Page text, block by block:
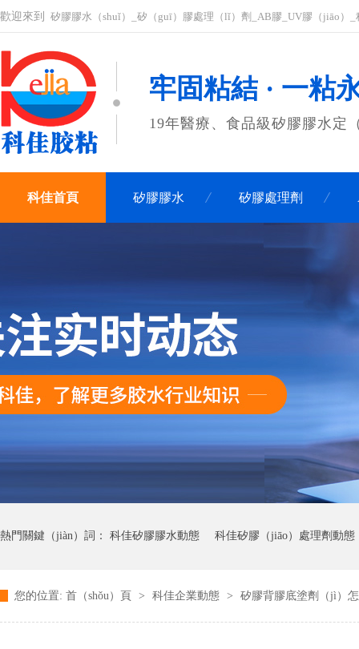
歡迎來到 矽膠膠水（shuǐ）_矽（guī）膠處理（lǐ）劑_AB膠_UV膠（jiāo）
牢固粘結 · 一粘
19年醫療、食品級矽膠膠水定
科佳首頁 矽膠膠水 矽膠處理劑
熱門關鍵（jiàn）詞： 科佳矽膠膠水動態 科佳矽膠（jiāo）處理劑動態
科佳UV無影（yǐng）膠（jiāo）水動態 科佳快幹（gàn）膠動態
您的位置: 首（shǒu）頁 > 科佳企業動態 > 矽膠背膠底塗劑（jì）